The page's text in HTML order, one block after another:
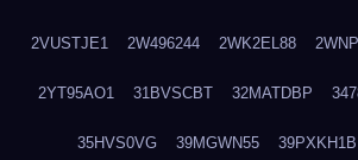
2VUSTJE1 2W496244 2WK2EL88
2YT95AO1 31BVSCBT 32MATDBP
35HVS0VG 39MGWN55 39PXKH1B